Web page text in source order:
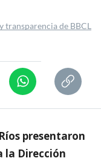
transparencia de BBCL
presentaron
la Dirección